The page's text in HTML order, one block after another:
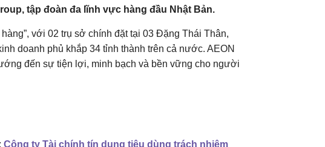
tập đoàn đa lĩnh vực hàng đầu Nhật Bản.
với 02 trụ sở chính đặt tại 03 Đặng Thái Thân,
doanh phủ khắp 34 tỉnh thành trên cả nước. AEON
đến sự tiện lợi, minh bạch và bền vững cho người
Công ty Tài chính tín dụng tiêu dùng trách nhiệm